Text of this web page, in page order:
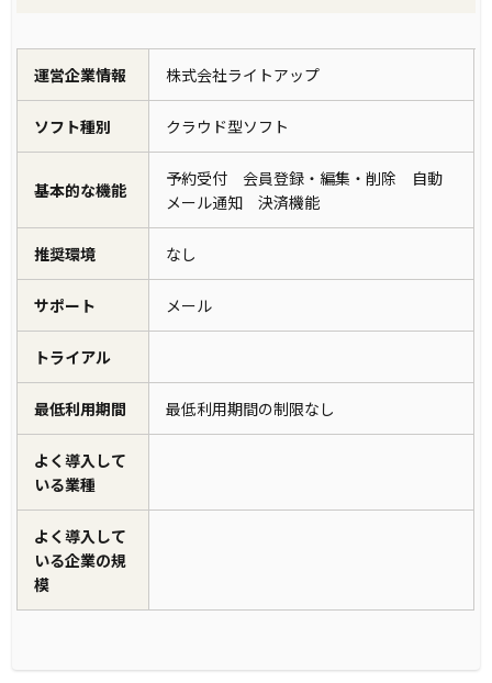
運営企業情報 株式会社ライトアップ
ソフト種別 クラウド型ソフト
基本的な機能
予約受付 会員登録・編集・削除 自動
メール通知 決済機能
推奨環境 なし
サポート メール
トライアル
最低利用期間 最低利用期間の制限なし
よく導入して
いる業種
よく導入して
いる企業の規
模